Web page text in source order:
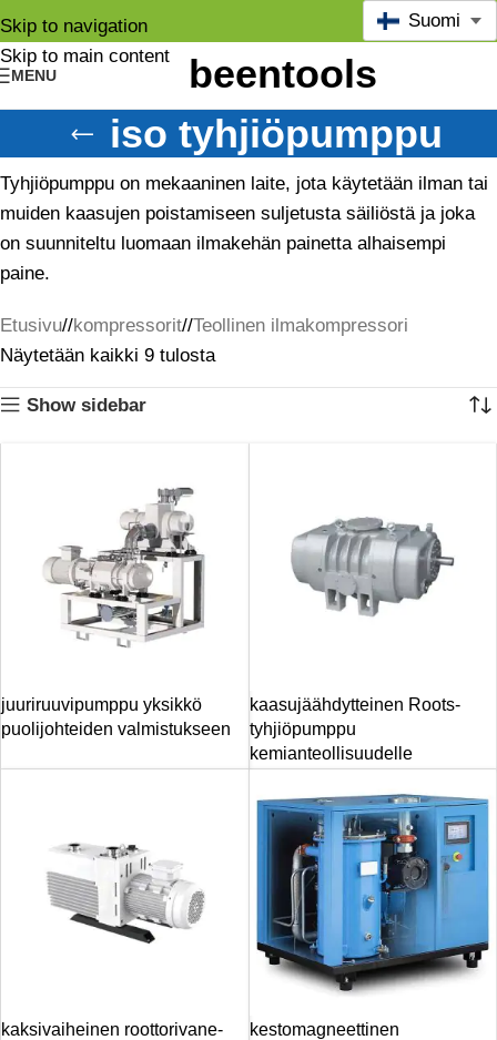
Skip to navigation
Skip to main content
MENU
Suomi
iso tyhjiöpumppu
Tyhjiöpumppu on mekaaninen laite, jota käytetään ilman tai
muiden kaasujen poistamiseen suljetusta säiliöstä ja joka
on suunniteltu luomaan ilmakehän painetta alhaisempi
paine.
Etusivu/ kompressorit/ Teollinen ilmakompressori
Näytetään kaikki 9 tulosta
Show sidebar
juuriruuvipumppu yksikkö
puolijohteiden valmistukseen
kaasujäähdytteinen Roots-
tyhjiöpumppu
kemianteollisuudelle
kaksivaiheinen roottorivane-
kestomagneettinen